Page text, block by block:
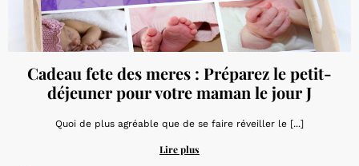
Cadeau fete des meres : Préparez le petit-
déjeuner pour votre maman le jour J
Quoi de plus agréable que de se faire réveiller le [...]
Lire plus